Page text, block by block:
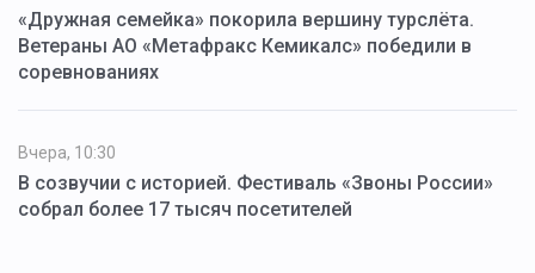
«Дружная семейка» покорила вершину турслёта.
Ветераны АО «Метафракс Кемикалс» победили в
соревнованиях
Вчера, 10:30
В созвучии с историей. Фестиваль «Звоны России»
собрал более 17 тысяч посетителей